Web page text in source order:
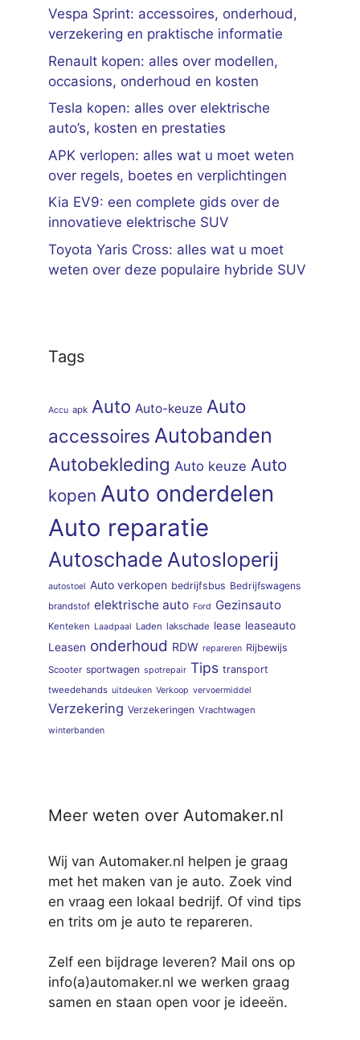
Vespa Sprint: accessoires, onderhoud,
verzekering en praktische informatie
Renault kopen: alles over modellen,
occasions, onderhoud en kosten
Tesla kopen: alles over elektrische
auto’s, kosten en prestaties
APK verlopen: alles wat u moet weten
over regels, boetes en verplichtingen
Kia EV9: een complete gids over de
innovatieve elektrische SUV
Toyota Yaris Cross: alles wat u moet
weten over deze populaire hybride SUV
Tags
Accu apk Auto Auto-keuze Auto
accessoires Autobanden
Autobekleding Auto keuze Auto
kopen Auto onderdelen
Auto reparatie
Autoschade Autosloperij
autostoel Auto verkopen bedrijfsbus Bedrijfswagens
brandstof elektrische auto Ford Gezinsauto
Kenteken Laadpaal Laden lakschade lease leaseauto
Leasen onderhoud RDW repareren Rijbewijs
Scooter sportwagen spotrepair Tips transport
tweedehands uitdeuken Verkoop vervoermiddel
Verzekering Verzekeringen Vrachtwagen
winterbanden
Meer weten over Automaker.nl
Wij van Automaker.nl helpen je graag
met het maken van je auto. Zoek vind
en vraag een lokaal bedrijf. Of vind tips
en trits om je auto te repareren.
Zelf een bijdrage leveren? Mail ons op
info(a)automaker.nl we werken graag
samen en staan open voor je ideeën.